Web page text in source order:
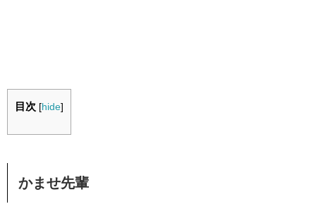
目次 [hide]
かませ先輩